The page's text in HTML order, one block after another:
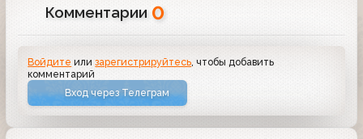
Комментарии 0
Войдите илизарегистрируйтесь , чтобы добавить
комментарий
Вход через Телеграм